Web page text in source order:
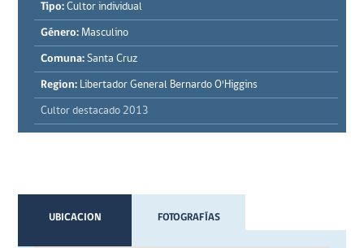
Tipo: Cultor individual
Género: Masculino
Comuna: Santa Cruz
Region: Libertador General Bernardo O'Higgins
Cultor destacado 2013
UBICACION FOTOGRAFÍAS